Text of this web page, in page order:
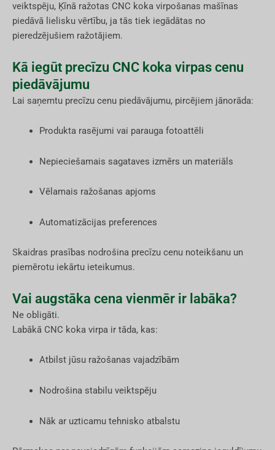
veiktspēju, Ķīnā ražotas CNC koka virpošanas mašīnas
piedāvā lielisku vērtību, ja tās tiek iegādātas no
pieredzējušiem ražotājiem.
Kā iegūt precīzu CNC koka virpas cenu
piedāvājumu
Lai saņemtu precīzu cenu piedāvājumu, pircējiem jānorāda:
Produkta rasējumi vai parauga fotoattēli
Nepieciešamais sagataves izmērs un materiāls
Vēlamais ražošanas apjoms
Automatizācijas preferences
Skaidras prasības nodrošina precīzu cenu noteikšanu un
piemērotu iekārtu ieteikumus.
Vai augstāka cena vienmēr ir labāka?
Ne obligāti.
Labākā CNC koka virpa ir tāda, kas:
Atbilst jūsu ražošanas vajadzībām
Nodrošina stabilu veiktspēju
Nāk ar uzticamu tehnisko atbalstu